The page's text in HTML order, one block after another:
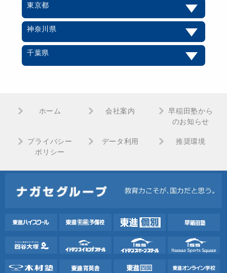
東京都
神奈川県
千葉県
ホーム 会社案内
早稲田塾から
のお知らせ
プライバシー
ポリシー
データ利用 推奨環境